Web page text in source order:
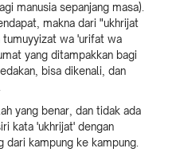
manusia sepanjang masa).
makna dari "ukhrijat
tumuyyizat wa 'urifat wa
yang ditampakkan bagi
bisa dikenali, dan
yang benar, dan tidak ada
kata 'ukhrijat' dengan
kampung ke kampung.